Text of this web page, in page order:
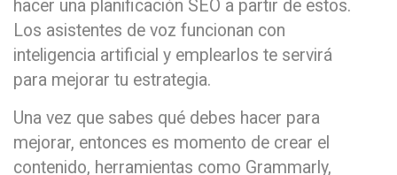
hacer una planificación SEO a partir de estos.
Los asistentes de voz funcionan con
inteligencia artificial y emplearlos te servirá
para mejorar tu estrategia.
Una vez que sabes qué debes hacer para
mejorar, entonces es momento de crear el
contenido, herramientas como Grammarly,